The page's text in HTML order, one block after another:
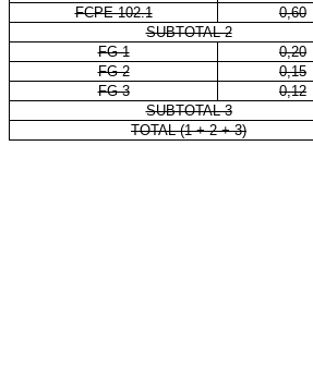
FCPE 102.1 0,60
SUBTOTAL 2
FG-1
0,20
FG-2
0,15
FG-3
0,12
SUBTOTAL 3
TOTAL (1 + 2 + 3)